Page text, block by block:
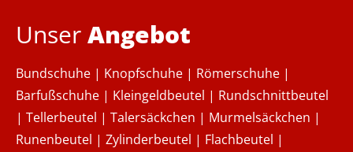
UnserAngebot
Bundschuhe | Knopfschuhe | Römerschuhe |
Barfußschuhe | Kleingeldbeutel | Rundschnittbeutel
| Tellerbeutel | Talersäckchen | Murmelsäckchen |
Runenbeutel | Zylinderbeutel | Flachbeutel |